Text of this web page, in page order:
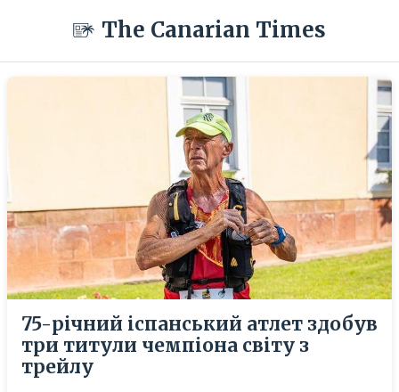
The Canarian Times
75-річний іспанський атлет здобув
три титули чемпіона світу з
трейлу